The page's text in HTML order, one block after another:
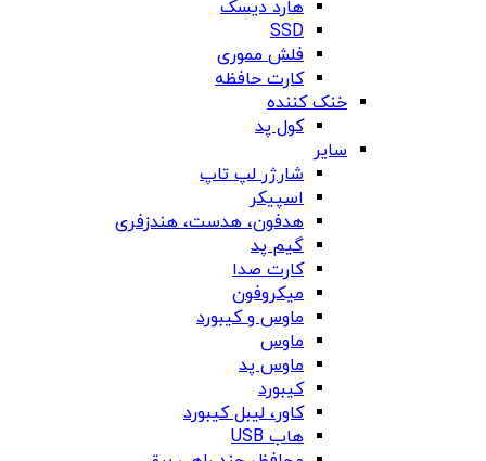
هارد دیسک
SSD
فلش مموری
کارت حافظه
خنک کننده
کول پد
سایر
شارژر لپ تاپ
اسپیکر
هدفون، هدست، هندزفری
گیم پد
کارت صدا
میکروفون
ماوس و کیبورد
ماوس
ماوس پد
کیبورد
کاور، لیبل کیبورد
هاب USB